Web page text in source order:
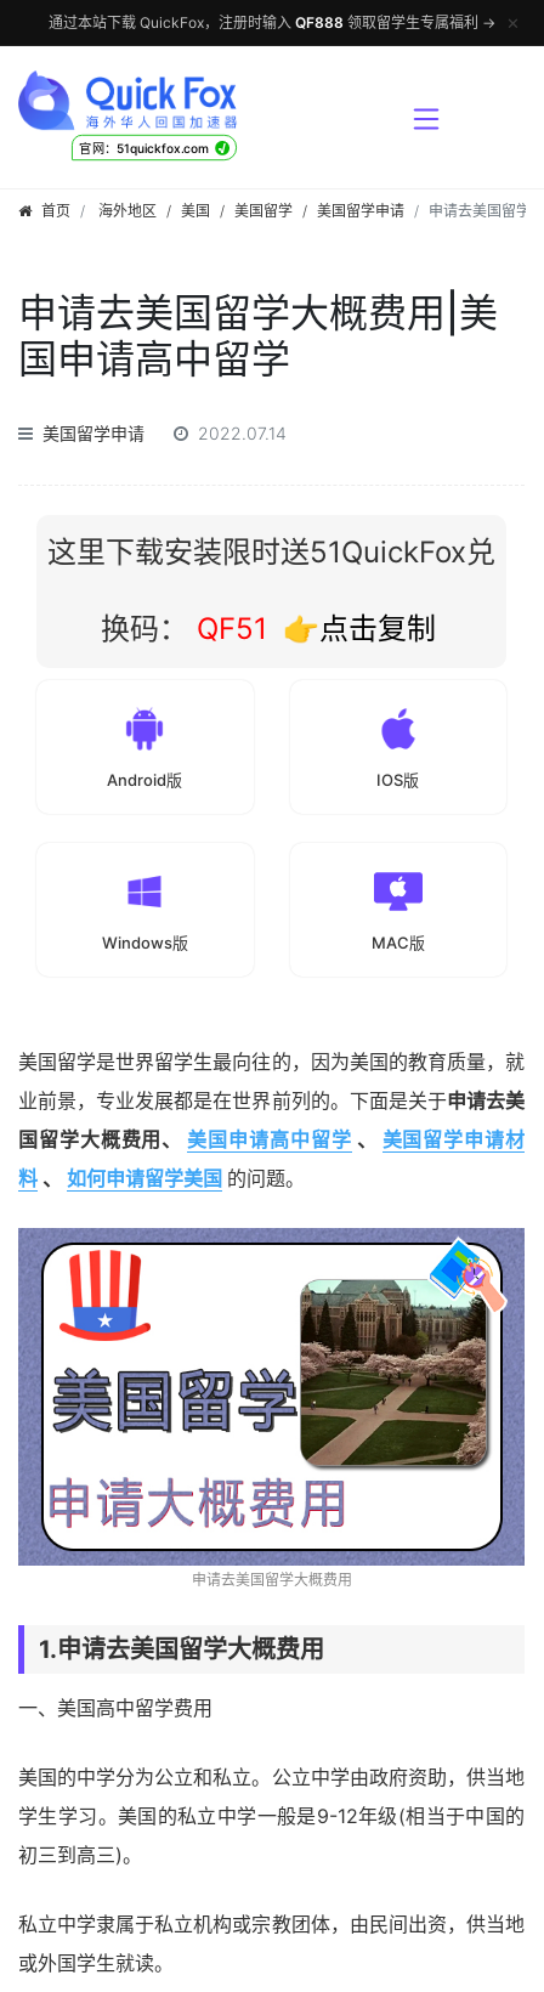
通过本站下载 QuickFox，注册时输入 QF888 领取留学生专属福利 → ✕
官网：51quickfox.com √
首页 海外地区 / 美国 / 美国留学 / 美国留学申请 申请去美国留学
申请去美国留学大概费用|美
国申请高中留学
美国留学申请 2022.07.14
这里下载安装限时送51QuickFox兑
换码： QF51 👉点击复制
Android版 IOS版
Windows版 MAC版
美国留学是世界留学生最向往的，因为美国的教育质量，就
业前景，专业发展都是在世界前列的。下面是关于申请去美
国留学大概费用、
美国申请高中留学 、
美国留学申请材
料 、 如何申请留学美国 的问题。
申请去美国留学大概费用
1.申请去美国留学大概费用
一、美国高中留学费用
美国的中学分为公立和私立。公立中学由政府资助，供当地
学生学习。美国的私立中学一般是9-12年级(相当于中国的
初三到高三)。
私立中学隶属于私立机构或宗教团体，由民间出资，供当地
或外国学生就读。